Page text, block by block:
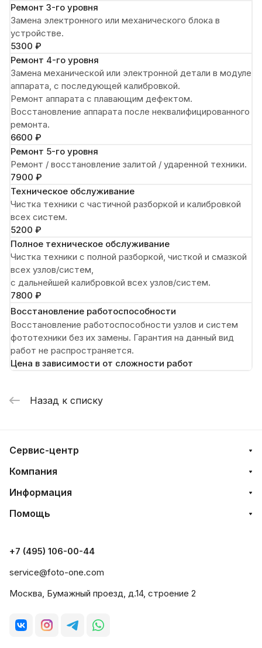
Ремонт 3-го уровня
Замена электронного или механического блока в
устройстве.
5300 ₽
Ремонт 4-го уровня
Замена механической или электронной детали в модуле
аппарата, с последующей калибровкой.
Ремонт аппарата с плавающим дефектом.
Восстановление аппарата после неквалифицированного
ремонта.
6600 ₽
Ремонт 5-го уровня
Ремонт / восстановление залитой / ударенной техники.
7900 ₽
Техническое обслуживание
Чистка техники с частичной разборкой и калибровкой
всех систем.
5200 ₽
Полное техническое обслуживание
Чистка техники с полной разборкой, чисткой и смазкой
всех узлов/систем,
с дальнейшей калибровкой всех узлов/систем.
7800 ₽
Восстановление работоспособности
Восстановление работоспособности узлов и систем
фототехники без их замены. Гарантия на данный вид
работ не распространяется.
Цена в зависимости от сложности работ
Назад к списку
Сервис-центр
Компания
Информация
Помощь
+7 (495) 106-00-44
service@foto-one.com
Москва, Бумажный проезд, д.14, строение 2